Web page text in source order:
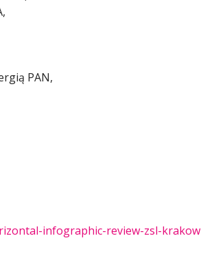
PAN,
infographic-review-zsl-krakow